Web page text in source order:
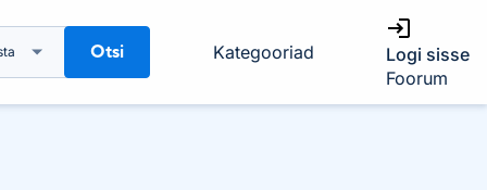
Otsi Kategooriad
Logi sisse
Foorum